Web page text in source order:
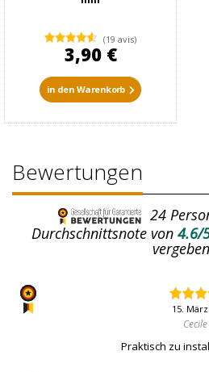
(19 avis)
3,90 €
in den Warenkorb
Bewertungen
24
Durchschnittsnote von4.6/
vergeben
15.
Praktisch zu